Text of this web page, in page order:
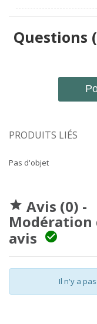
Questions
PRODUITS LIÉS
Pas d'objet
 Avis (0) -
Modération
avis

Il n'y a